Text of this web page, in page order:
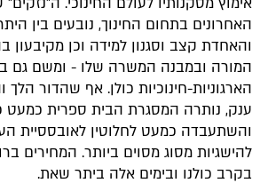
האחרונים בתחום החינוך, נובעים בין
והאחדת קצב וסגנון למידה וכן מקיבעון
המורה ובמבנה המשרה שלו - ומשם גם
הארגוניות-חינוכיות כולן. אף שהדור
ענק, נותרה המסגרת הבית ספרית כמעט
והשתעבדה כמעט לחלוטין לאובססיית
להישגיות מסוג מסוים ביותר. המחירים
בקרב כולנו ובימים אלה ביתר שאת.